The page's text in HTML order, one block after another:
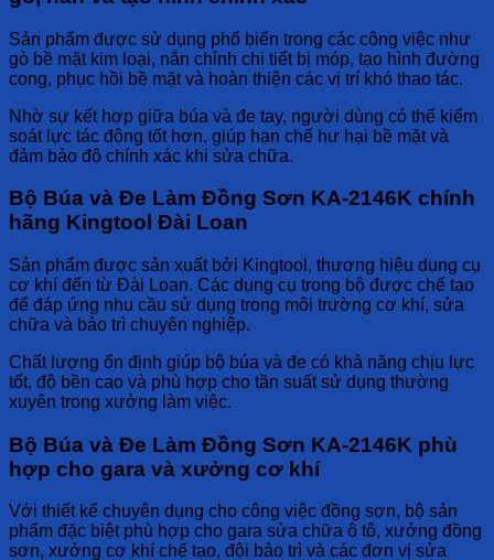
Sản phẩm được sử dụng phổ biến trong các công việc như
gò bề mặt kim loại, nắn chỉnh chi tiết bị móp, tạo hình đường
cong, phục hồi bề mặt và hoàn thiện các vị trí khó thao tác.
Nhờ sự kết hợp giữa búa và đe tay, người dùng có thể kiểm
soát lực tác động tốt hơn, giúp hạn chế hư hại bề mặt và
đảm bảo độ chính xác khi sửa chữa.
Bộ Búa và Đe Làm Đồng Sơn KA-2146K chính
hãng Kingtool Đài Loan
Sản phẩm được sản xuất bởi Kingtool, thương hiệu dụng cụ
cơ khí đến từ Đài Loan. Các dụng cụ trong bộ được chế tạo
để đáp ứng nhu cầu sử dụng trong môi trường cơ khí, sửa
chữa và bảo trì chuyên nghiệp.
Chất lượng ổn định giúp bộ búa và đe có khả năng chịu lực
tốt, độ bền cao và phù hợp cho tần suất sử dụng thường
xuyên trong xưởng làm việc.
Bộ Búa và Đe Làm Đồng Sơn KA-2146K phù
hợp cho gara và xưởng cơ khí
Với thiết kế chuyên dụng cho công việc đồng sơn, bộ sản
phẩm đặc biệt phù hợp cho gara sửa chữa ô tô, xưởng đồng
sơn, xưởng cơ khí chế tạo, đội bảo trì và các đơn vị sửa